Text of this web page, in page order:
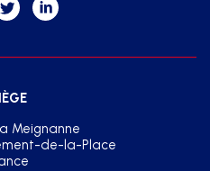
Meignanne
de-la-Place